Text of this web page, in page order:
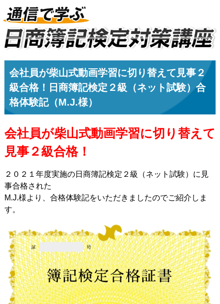
会社員が柴山式動画学習に切り替えて見事２
級合格！日商簿記検定２級（ネット試験）合
格体験記（M.J.様）
会社員が柴山式動画学習に切り替えて
見事２級合格！
２０２１年度実施の日商簿記検定２級（ネット試験）に見
事合格された
M.J.様より、合格体験記をいただきましたのでご紹介しま
す。